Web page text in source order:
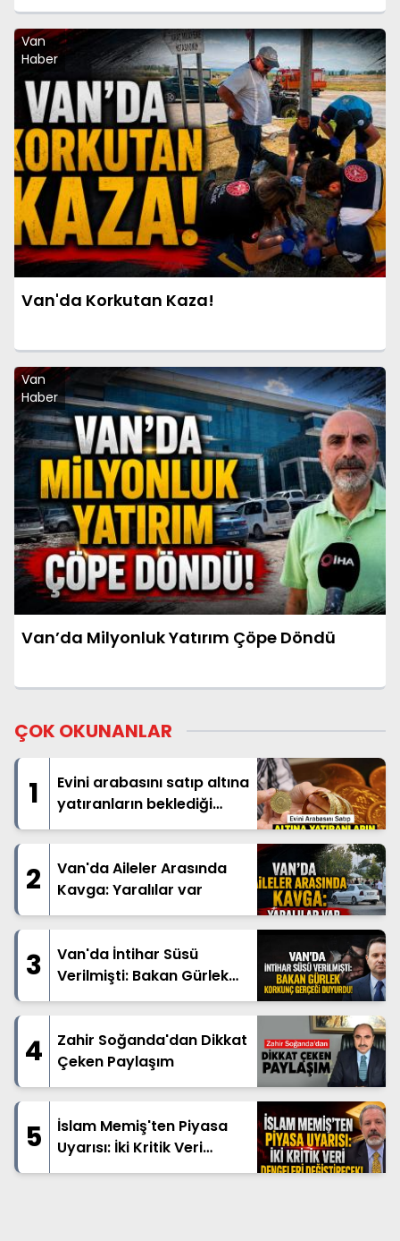
Van
Haber
Van'da Korkutan Kaza!
Van
Haber
Van’da Milyonluk Yatırım Çöpe Döndü
ÇOK OKUNANLAR
1
Evini arabasını satıp altına
yatıranların beklediği
haber geldi
2
Van'da Aileler Arasında
Kavga: Yaralılar var
3
Van'da İntihar Süsü
Verilmişti: Bakan Gürlek
Korkunç Gerçeği Duyurdu!
4
Zahir Soğanda'dan Dikkat
Çeken Paylaşım
5
İslam Memiş'ten Piyasa
Uyarısı: İki Kritik Veri
Dengeleri Değiştirecek!